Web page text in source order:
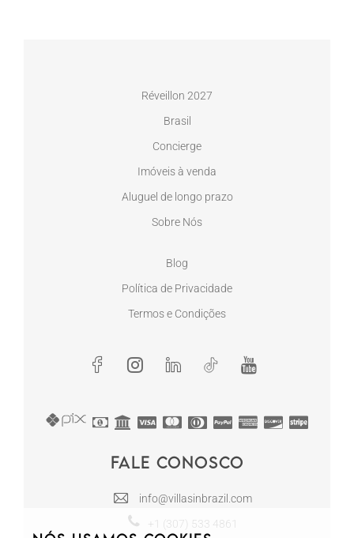
Réveillon 2027
Brasil
Concierge
Imóveis à venda
Aluguel de longo prazo
Sobre Nós
Blog
Política de Privacidade
Termos e Condições
Fale conosco
info@villasinbrazil.com
+1 (307) 533 4861